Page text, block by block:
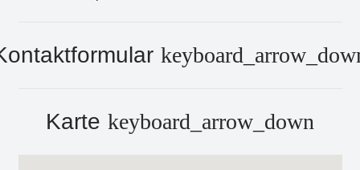
Karte keyboard_arrow_down